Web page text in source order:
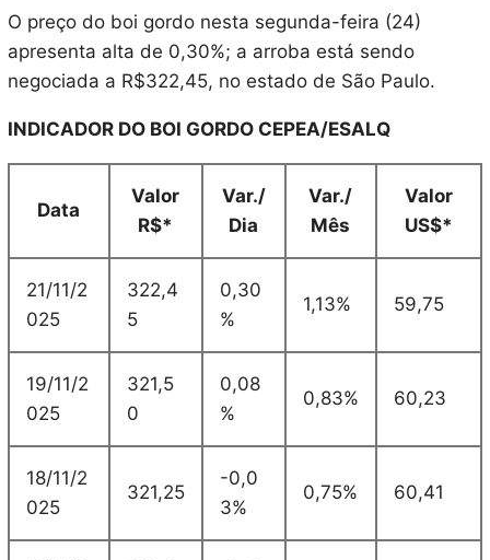
O preço do boi gordo nesta segunda-feira (24)
apresenta alta de 0,30%; a arroba está sendo
negociada a R$322,45, no estado de São Paulo.
INDICADOR DO BOI GORDO CEPEA/ESALQ
Data
Valor
R$*
Var./
Dia
Var./
Mês
Valor
US$*
21/11/2
025
322,4
5
0,30
%
1,13% 59,75
19/11/2
025
321,5
0
0,08
%
0,83% 60,23
18/11/2
025
321,25
-0,0
3%
0,75% 60,41